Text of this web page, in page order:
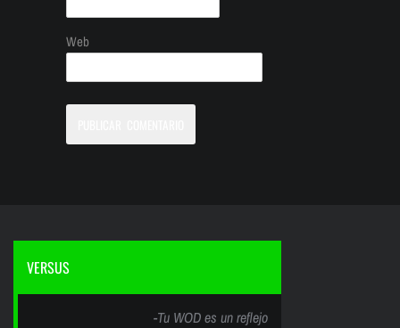
Web
VERSUS
-Tu WOD es un reflejo